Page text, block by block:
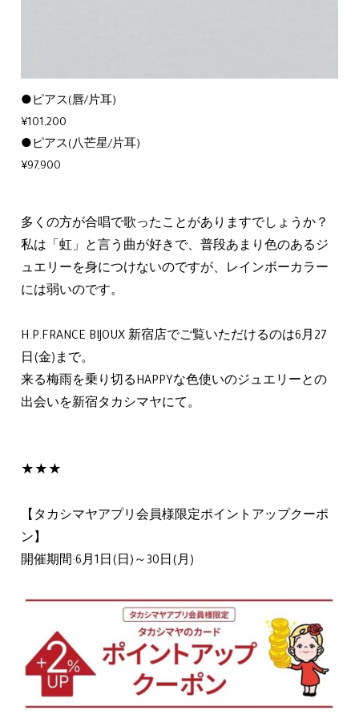
●ピアス(唇/片耳)
¥101,200
●ピアス(八芒星/片耳)
¥97,900
多くの方が合唱で歌ったことがありますでしょうか？
私は「虹」と言う曲が好きで、普段あまり色のあるジ
ュエリーを身につけないのですが、レインボーカラー
には弱いのです。
H.P.FRANCE BIJOUX 新宿店でご覧いただけるのは6月27
日(金)まで。
来る梅雨を乗り切るHAPPYな色使いのジュエリーとの
出会いを新宿タカシマヤにて。
★★★
【タカシマヤアプリ会員様限定ポイントアップクーポ
ン】
開催期間:6月1日(日)～30日(月)